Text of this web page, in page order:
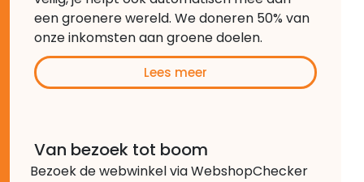
een groenere wereld. We doneren 50% van
onze inkomsten aan groene doelen.
Lees meer
Van bezoek tot boom
Bezoek de webwinkel via WebshopChecker